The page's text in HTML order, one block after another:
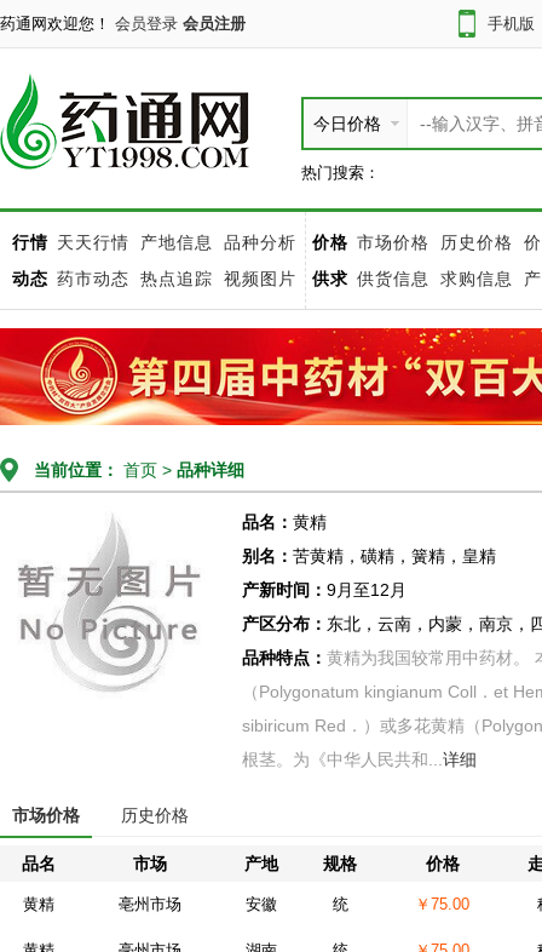
药通网欢迎您！ 会员登录 会员注册 手机版
今日价格
热门搜索：
行情 天天行情 产地信息
品种分析
动态 药市动态 热点追踪 视频图片
价格 市场价格 历史价格
供求 供货信息 求购信息
当前位置： 首页 > 品种详细
品名： 黄精
别名： 苦黄精，磺精，簧精，皇精
产新时间： 9月至12月
产区分布： 东北，云南，内蒙，南京，
品种特点： 黄精为我国较常用中药材。
（Polygonatum kingianum Coll．et
sibiricum Red．）或多花黄精（
根茎。为《中华人民共和... 详细
市场价格 历史价格
品名 市场 产地 规格 价格
黄精 亳州市场 安徽 统 ￥75.00